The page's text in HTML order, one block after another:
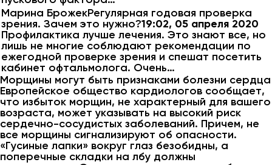
Марина БрожекРегулярная годовая проверка
зрения. Зачем это нужно?19:02, 05 апреля 2020
Профилактика лучше лечения. Это знают все, но
лишь не многие соблюдают рекомендации по
ежегодной проверке зрения и спешат посетить
кабинет офтальмолога. Очень…
Морщины могут быть признаками болезни сердца
Европейское общество кардиологов сообщает,
что избыток морщин, не характерный для вашего
возраста, может указывать на высокий риск
сердечно-сосудистых заболеваний. Причем, не
все морщины сигнализируют об опасности.
«Гусиные лапки» вокруг глаз безобидны, а
поперечные складки на лбу должны